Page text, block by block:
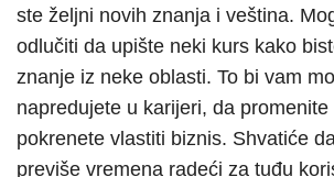
ste željni novih znanja i veština.
odlučiti da upište neki kurs kako
znanje iz neke oblasti. To bi vam
napredujete u karijeri, da promenite
pokrenete vlastiti biznis. Shvatiće
previše vremena radeći za tuđu